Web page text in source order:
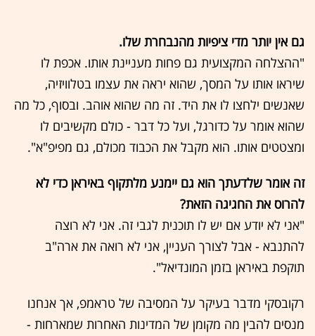
גם אין יותר מדי ציפיות מהנבחרת שלו.
"ההצלחה המקצועית גם פחות מעניינת אותו. אכפת לו
שיראו אותו על המסך, שהוא יראה את עצמו בטלוויזיה,
שאנשים ילחצו לו את היד. זה מה שהוא אוהב. ובסוף, כל מה
שהוא אומר על כדורגל, ועל כל דבר - כולם מקשיבים לו
ומצטטים אותו. הוא מקבל את הכבוד מכולם, גם מפיפ"א".
זה אומר שלדעתך הוא גם יימנע מלתקוף באיראן כדי לא
להרוס את החגיגה הזאת?
"אני לא יודע אם יש לו תוכנית לגבי זה. אני לא רוצה
להתנבא - אבל לצורך העניין, אני לא רואה את ארה"ב
תוקפת באיראן בזמן המונדיאל".
רקובסקי מדבר בעיקר על המסיבה של טראמפ, אך אנחנו
מנסים להבין מה מקומן של המדינות האחרות שמארחות -